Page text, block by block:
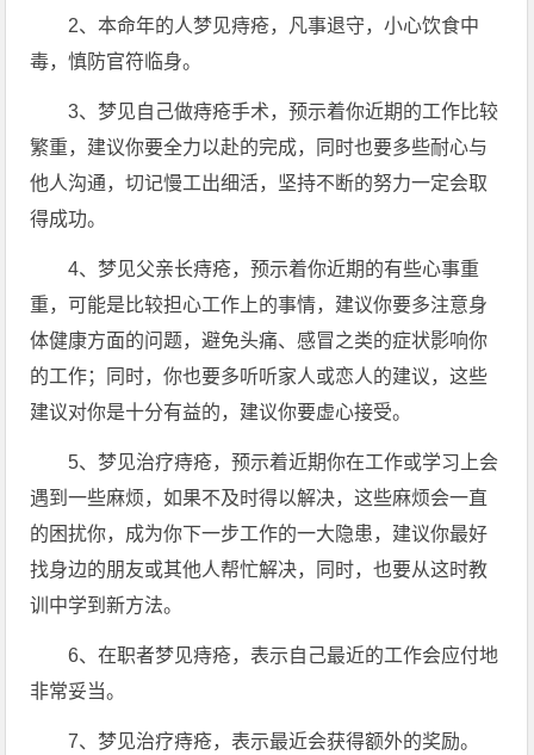
2、本命年的人梦见痔疮，凡事退守，小心饮食中
毒，慎防官符临身。
3、梦见自己做痔疮手术，预示着你近期的工作比较
繁重，建议你要全力以赴的完成，同时也要多些耐心与
他人沟通，切记慢工出细活，坚持不断的努力一定会取
得成功。
4、梦见父亲长痔疮，预示着你近期的有些心事重
重，可能是比较担心工作上的事情，建议你要多注意身
体健康方面的问题，避免头痛、感冒之类的症状影响你
的工作；同时，你也要多听听家人或恋人的建议，这些
建议对你是十分有益的，建议你要虚心接受。
5、梦见治疗痔疮，预示着近期你在工作或学习上会
遇到一些麻烦，如果不及时得以解决，这些麻烦会一直
的困扰你，成为你下一步工作的一大隐患，建议你最好
找身边的朋友或其他人帮忙解决，同时，也要从这时教
训中学到新方法。
6、在职者梦见痔疮，表示自己最近的工作会应付地
非常妥当。
7、梦见治疗痔疮，表示最近会获得额外的奖励。